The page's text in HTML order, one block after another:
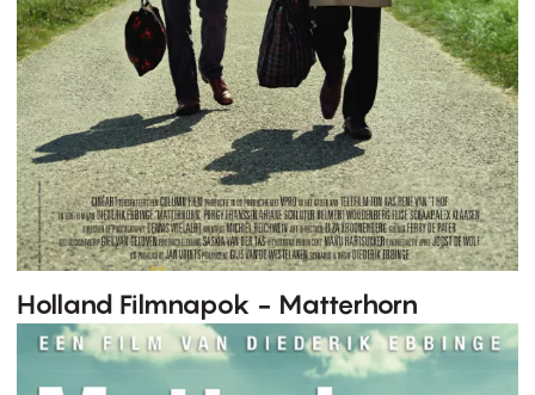
Holland Filmnapok - Matterhorn